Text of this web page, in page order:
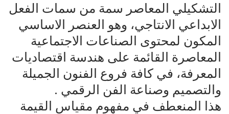
التشكيلي المعاصر سمة من سمات الفعل
الابداعي الانتاجي، وهو العنصر الاساسي
المكون لمحتوى الصناعات الاجتماعية
المعاصرة القائمة على هندسة اقتصاديات
المعرفة، في كافة فروع الفنون الجميلة
والتصميم وصناعة الفن الرقمي .
هذا المنعطف في مفهوم مقياس القيمة